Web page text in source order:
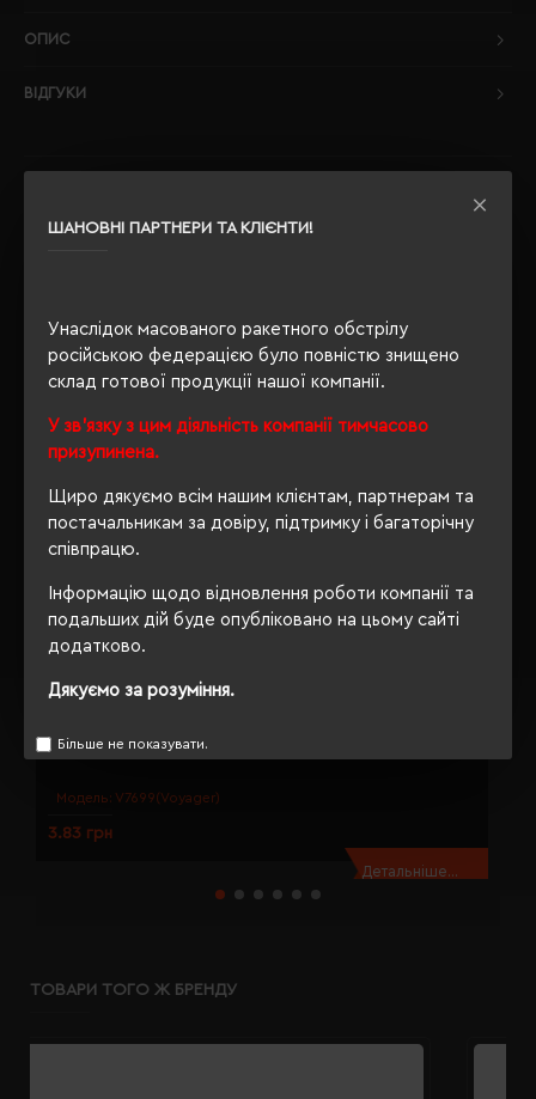
ШАНОВНІ ПАРТНЕРИ ТА КЛІЄНТИ!
Унаслідок масованого ракетного обстрілу
російською федерацією було повністю знищено
склад готової продукції нашої компанії.
У зв'язку з цим діяльність компанії тимчасово
призупинена.
Щиро дякуємо всім нашим клієнтам, партнерам та
постачальникам за довіру, підтримку і багаторічну
співпрацю.
Інформацію щодо відновлення роботи компанії та
подальших дій буде опубліковано на цьому сайті
додатково.
Дякуємо за розуміння.
Більше не показувати.
ОПИС
ВІДГУКИ
РЕКОМЕНДУЄМО
Модель: V7699(Voyager)
Міні-олівець з гумкою Voyager Firo натуральний - V7699-00
3.83 грн
Детальніше...
ТОВАРИ ТОГО Ж БРЕНДУ